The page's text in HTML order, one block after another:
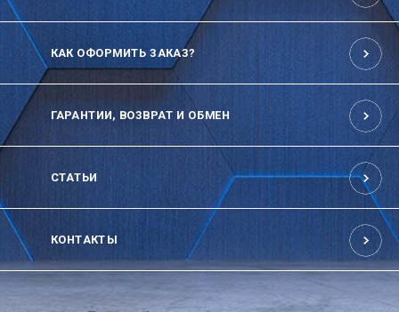
КАК ОФОРМИТЬ ЗАКАЗ?
ГАРАНТИИ, ВОЗВРАТ И ОБМЕН
СТАТЬИ
КОНТАКТЫ